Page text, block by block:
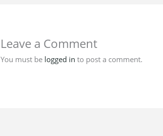
Leave a Comment
You must be logged in to post a comment.